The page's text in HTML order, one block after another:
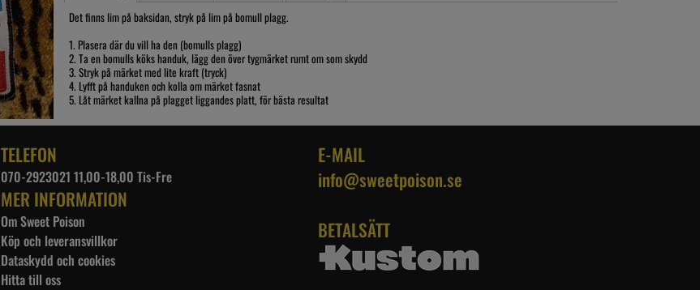
Det finns lim på baksidan, stryk på lim på bomull plagg.
1. Plasera där du vill ha den (bomulls plagg)
2. Ta en bomulls köks handuk, lägg den över tygmärket rumt om som skydd
3. Stryk på märket med lite kraft (tryck)
4. Lyfft på handuken och kolla om märket fasnat
5. Låt märket kallna på plagget liggandes platt, för bästa resultat
TELEFON
070-2923021 11,00-18,00 Tis-Fre
MER INFORMATION
Om Sweet Poison
Köp och leveransvillkor
Dataskydd och cookies
Hitta till oss
E-MAIL
info@sweetpoison.se
BETALSÄTT